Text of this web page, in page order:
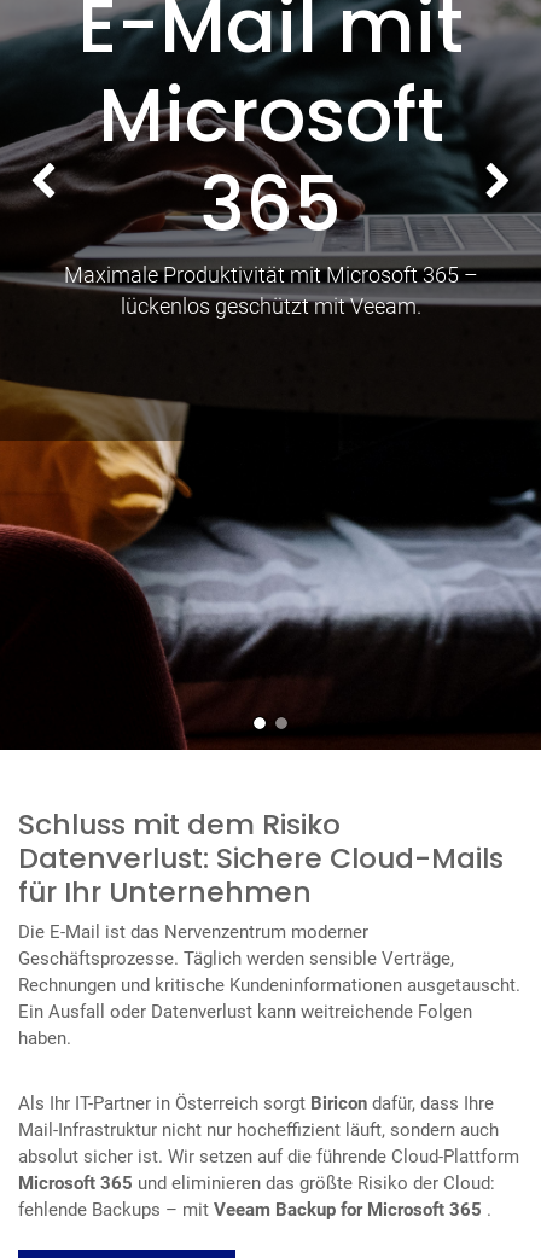
E-Mail mit
Microsoft
365
Maximale Produktivität mit Microsoft 365 –
lückenlos geschützt mit Veeam.
Bisherige
Schluss mit dem Risiko
Datenverlust: Sichere Cloud-Mails
für Ihr Unternehmen
Die E-Mail ist das Nervenzentrum moderner
Geschäftsprozesse. Täglich werden sensible Verträge,
Rechnungen und kritische Kundeninformationen ausgetauscht.
Ein Ausfall oder Datenverlust kann weitreichende Folgen
haben.
Als Ihr IT-Partner in Österreich sorgt Biricon dafür, dass Ihre
Mail-Infrastruktur nicht nur hocheffizient läuft, sondern auch
absolut sicher ist. Wir setzen auf die führende Cloud-Plattform
Microsoft 365 und eliminieren das größte Risiko der Cloud:
fehlende Backups – mit Veeam Backup for Microsoft 365 .